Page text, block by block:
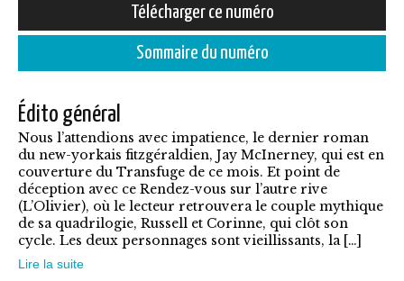
5,50€
à
7,90€
produit
variations.
Les
options
peuvent
être
choisies
Télécharger ce numéro
Sommaire du numéro
Édito général
Nous l’attendions avec impatience, le dernier roman
du new-yorkais fitzgéraldien, Jay McInerney, qui est en
couverture du Transfuge de ce mois. Et point de
déception avec ce Rendez-vous sur l’autre rive
(L’Olivier), où le lecteur retrouvera le couple mythique
de sa quadrilogie, Russell et Corinne, qui clôt son
cycle. Les deux personnages sont vieillissants, la […]
Lire la suite